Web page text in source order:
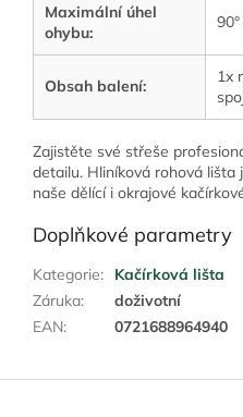
Maximální úhel
ohybu:
90°
Obsah balení:
1x
Zajistěte své střeše
detailu. Hliníková rohová
naše dělící i okrajové
Doplňkové parametry
Kategorie:
Kačírková lišta
Záruka:
doživotní
EAN: 0721688964940
Z